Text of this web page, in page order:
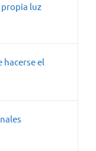
luz
hacerse el